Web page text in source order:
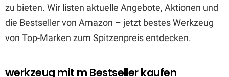
zu bieten. Wir listen aktuelle Angebote, Aktionen und
die Bestseller von Amazon – jetzt bestes Werkzeug
von Top-Marken zum Spitzenpreis entdecken.
werkzeug mit m Bestseller kaufen